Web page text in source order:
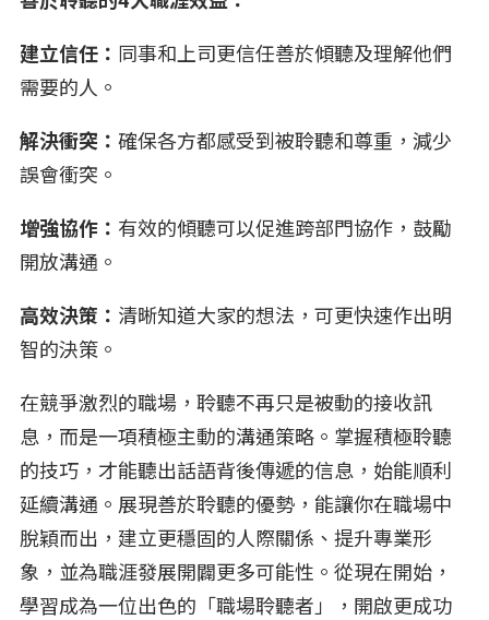
建立信任： 同事和上司更信任善於傾聽及理解他們
需要的人。
解決衝突： 確保各方都感受到被聆聽和尊重，減少
誤會衝突。
增強協作： 有效的傾聽可以促進跨部門協作，鼓勵
開放溝通。
高效決策： 清晰知道大家的想法，可更快速作出明
智的決策。
在競爭激烈的職場，聆聽不再只是被動的接收訊
息，而是一項積極主動的溝通策略。掌握積極聆聽
的技巧，才能聽出話語背後傳遞的信息，始能順利
延續溝通。展現善於聆聽的優勢，能讓你在職場中
脫穎而出，建立更穩固的人際關係、提升專業形
象，並為職涯發展開闢更多可能性。從現在開始，
學習成為一位出色的「職場聆聽者」，開啟更成功